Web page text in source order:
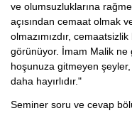
ve olumsuzluklarına
açısından cemaat olmak
olmazımızdır,
görünüyor. İmam Malik
hoşunuza gitmeyen
daha hayırlıdır."
Seminer soru ve cevap